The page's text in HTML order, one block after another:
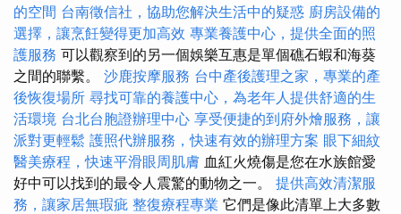
的空間 台南徵信社，協助您解決生活中的疑惑 廚房設備的
選擇，讓烹飪變得更加高效 專業養護中心，提供全面的照
護服務 可以觀察到的另一個娛樂互惠是單個礁石蝦和海葵
之間的聯繫。 沙鹿按摩服務 台中產後護理之家，專業的產
後恢復場所 尋找可靠的養護中心，為老年人提供舒適的生
活環境 台北台胞證辦理中心 享受便捷的到府外燴服務，讓
派對更輕鬆 護照代辦服務，快速有效的辦理方案 眼下細紋
醫美療程，快速平滑眼周肌膚 血紅火燒傷是您在水族館愛
好中可以找到的最令人震驚的動物之一。 提供高效清潔服
務，讓家居無瑕疵 整復療程專業 它們是像此清單上大多數